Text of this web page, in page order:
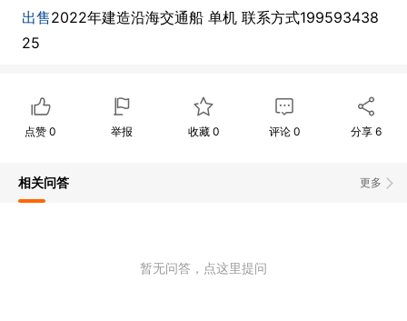
出售2022年建造沿海交通船 单机 联系方式199593438
25
点赞0 举报 收藏 0 评论0 分享6
更多
相关问答
暂无问答，点这里提问